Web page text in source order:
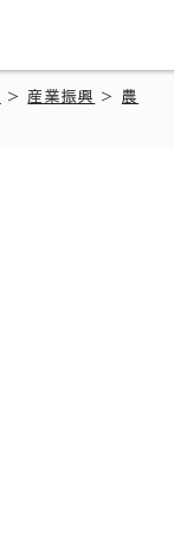
> 産業振興 > 農